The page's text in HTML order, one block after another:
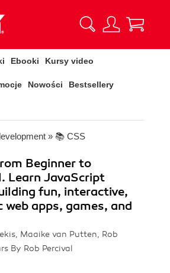
Ebooki Kursy video
Nowości Bestsellery
» 📚 CSS
Beginner to
Learn JavaScript
fun, interactive,
web apps, games, and
Maaike van Putten, Rob
By Rob Percival